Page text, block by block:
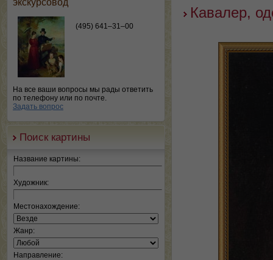
экскурсовод
(495) 641–31–00
На все ваши вопросы мы рады ответить
по телефону или по почте.
Задать вопрос
Поиск картины
Название картины:
Художник:
Местонахождение:
Жанр:
Направление:
Кавалер,